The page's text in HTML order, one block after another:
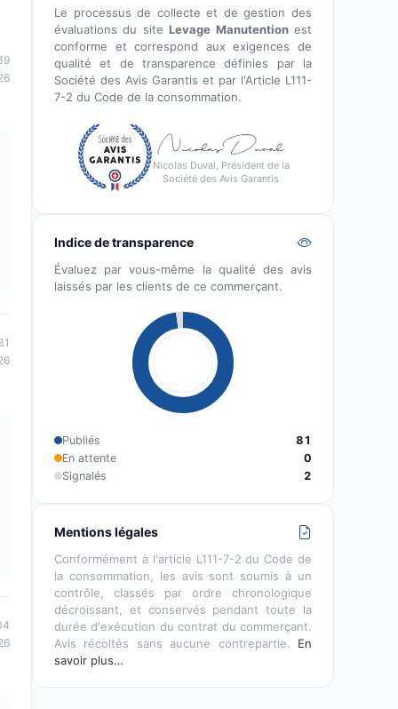
Le processus de collecte et de gestion des
évaluations du siteLevage Manutentionest
conforme et correspond aux exigences de
qualité et de transparence définies par la
Société des Avis Garantis et par l'Article L111-
7-2 du Code de la consommation.
Nicolas Duval, Président de la
Société des Avis Garantis
Indice de transparence
Évaluez par vous-même la qualité des avis
laissés par les clients de ce commerçant.
Publiés
81
En attente
0
Signalés
2
Mentions légales
Conformément à l'article L111-7-2 du Code de
la consommation, les avis sont soumis à un
contrôle, classés par ordre chronologique
décroissant, et conservés pendant toute la
durée d'exécution du contrat du commerçant.
Avis récoltés sans aucune contrepartie. En
savoir plus…